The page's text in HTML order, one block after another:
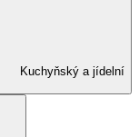
Kuchyňský a jídelní